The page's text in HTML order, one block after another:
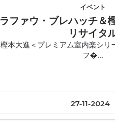
27-11-2024
イベント
ラファウ・ブレハッチ＆
リサイタ
樫本大進＜プレミアム室内楽シ
フ�...